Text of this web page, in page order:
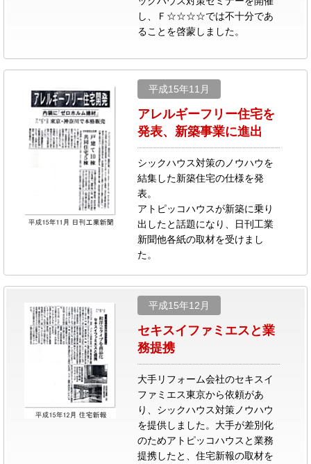
し、Ｆ☆☆☆☆では不十分であ
ることを啓蒙しました。
平成15年11月
アレルギーフリー住宅を
発表、新築事業に進出
シックハウス対策のノウハウを
結集した新築住宅の仕様を発
表。
アトピッコハウスが新築に乗り
出したと話題になり、日刊工業
新聞他各紙の取材を受けまし
た。
平成15年12月
セキスイファミエスと業
務提携
大手リフォーム会社のセキスイ
ファミエス東京から依頼があ
り、シックハウス対策ノウハウ
を提供しました。大手が差別化
のためアトピッコハウスと業務
提携したと、住宅新報の取材を